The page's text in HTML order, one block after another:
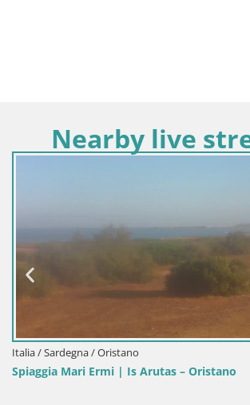
Nearby live
Italia / Sardegna / Oristano
Spiaggia Mari Ermi | Is Arutas – Oristano